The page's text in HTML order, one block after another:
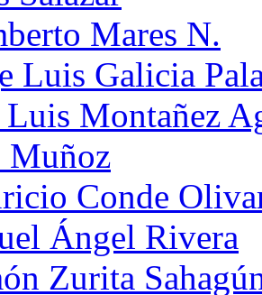
Mares N.
Luis Galicia
Luis Montañez
Muñoz
Conde
Ángel Rivera
Zurita